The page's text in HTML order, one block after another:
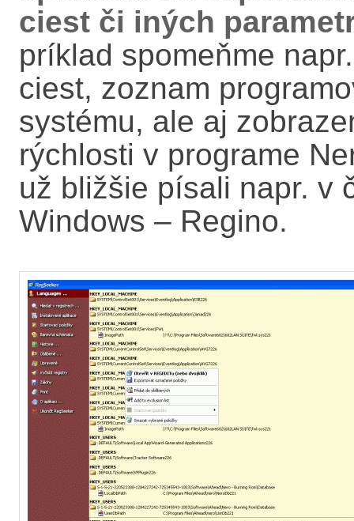
ciest či iných
príklad spomeňme
ciest, zoznam
systému, ale aj
rýchlosti v programe
už bližšie písali napr. v
Windows – Regino.